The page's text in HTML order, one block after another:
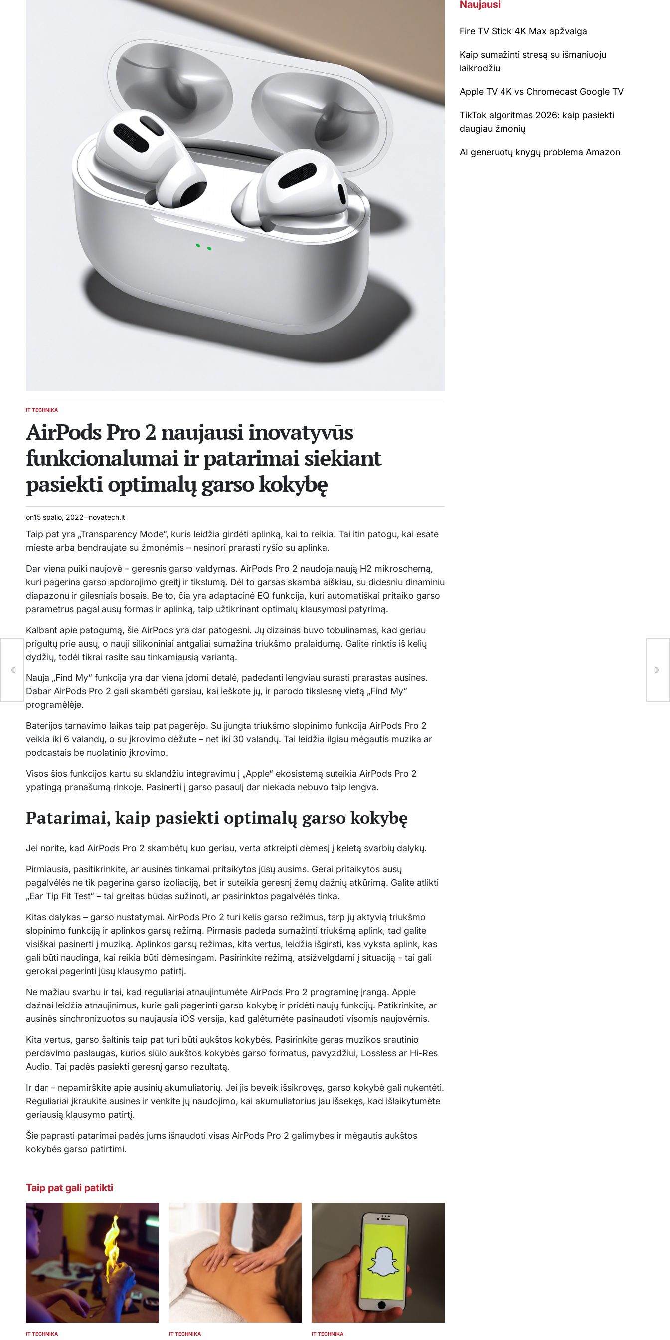
POSTED
IT TECHNIKA
AirPods Pro 2 naujausi inovatyvūs
funkcionalumai ir patarimai siekiant
pasiekti optimalų garso kokybę
on15 spalio, 2022 novatech.lt
Taip pat yra „Transparency Mode“, kuris leidžia girdėti aplinką, kai to reikia. Tai itin patogu, kai esate
mieste arba bendraujate su žmonėmis – nesinori prarasti ryšio su aplinka.
Dar viena puiki naujovė – geresnis garso valdymas. AirPods Pro 2 naudoja naują H2 mikroschemą,
kuri pagerina garso apdorojimo greitį ir tikslumą. Dėl to garsas skamba aiškiau, su didesniu dinaminiu
diapazonu ir gilesniais bosais. Be to, čia yra adaptacinė EQ funkcija, kuri automatiškai pritaiko garso
parametrus pagal ausų formas ir aplinką, taip užtikrinant optimalų klausymosi patyrimą.
Kalbant apie patogumą, šie AirPods yra dar patogesni. Jų dizainas buvo tobulinamas, kad geriau
prigultų prie ausų, o nauji silikoniniai antgaliai sumažina triukšmo pralaidumą. Galite rinktis iš kelių
dydžių, todėl tikrai rasite sau tinkamiausią variantą.
Nauja „Find My“ funkcija yra dar viena įdomi detalė, padedanti lengviau surasti prarastas ausines.
Dabar AirPods Pro 2 gali skambėti garsiau, kai ieškote jų, ir parodo tikslesnę vietą „Find My“
programėlėje.
Baterijos tarnavimo laikas taip pat pagerėjo. Su įjungta triukšmo slopinimo funkcija AirPods Pro 2
veikia iki 6 valandų, o su įkrovimo dėžute – net iki 30 valandų. Tai leidžia ilgiau mėgautis muzika ar
podcastais be nuolatinio įkrovimo.
Visos šios funkcijos kartu su sklandžiu integravimu į „Apple“ ekosistemą suteikia AirPods Pro 2
ypatingą pranašumą rinkoje. Pasinerti į garso pasaulį dar niekada nebuvo taip lengva.
Patarimai, kaip pasiekti optimalų garso kokybę
Jei norite, kad AirPods Pro 2 skambėtų kuo geriau, verta atkreipti dėmesį į keletą svarbių dalykų.
Pirmiausia, pasitikrinkite, ar ausinės tinkamai pritaikytos jūsų ausims. Gerai pritaikytos ausų
pagalvėlės ne tik pagerina garso izoliaciją, bet ir suteikia geresnį žemų dažnių atkūrimą. Galite atlikti
„Ear Tip Fit Test“ – tai greitas būdas sužinoti, ar pasirinktos pagalvėlės tinka.
Kitas dalykas – garso nustatymai. AirPods Pro 2 turi kelis garso režimus, tarp jų aktyvią triukšmo
slopinimo funkciją ir aplinkos garsų režimą. Pirmasis padeda sumažinti triukšmą aplink, tad galite
visiškai pasinerti į muziką. Aplinkos garsų režimas, kita vertus, leidžia išgirsti, kas vyksta aplink, kas
gali būti naudinga, kai reikia būti dėmesingam. Pasirinkite režimą, atsižvelgdami į situaciją – tai gali
gerokai pagerinti jūsų klausymo patirtį.
Ne mažiau svarbu ir tai, kad reguliariai atnaujintumėte AirPods Pro 2 programinę įrangą. Apple
dažnai leidžia atnaujinimus, kurie gali pagerinti garso kokybę ir pridėti naujų funkcijų. Patikrinkite, ar
ausinės sinchronizuotos su naujausia iOS versija, kad galėtumėte pasinaudoti visomis naujovėmis.
Kita vertus, garso šaltinis taip pat turi būti aukštos kokybės. Pasirinkite geras muzikos srautinio
perdavimo paslaugas, kurios siūlo aukštos kokybės garso formatus, pavyzdžiui, Lossless ar Hi-Res
Audio. Tai padės pasiekti geresnį garso rezultatą.
Ir dar – nepamirškite apie ausinių akumuliatorių. Jei jis beveik išsikrovęs, garso kokybė gali nukentėti.
Reguliariai įkraukite ausines ir venkite jų naudojimo, kai akumuliatorius jau išsekęs, kad išlaikytumėte
geriausią klausymo patirtį.
Šie paprasti patarimai padės jums išnaudoti visas AirPods Pro 2 galimybes ir mėgautis aukštos
kokybės garso patirtimi.
Taip pat gali patikti
POSTED
IT TECHNIKA POSTED
IT TECHNIKA POSTED
IT TECHNIKA
Naujausi
Fire TV Stick 4K Max apžvalga
Kaip sumažinti stresą su išmaniuoju
laikrodžiu
Apple TV 4K vs Chromecast Google TV
TikTok algoritmas 2026: kaip pasiekti
daugiau žmonių
AI generuotų knygų problema Amazon